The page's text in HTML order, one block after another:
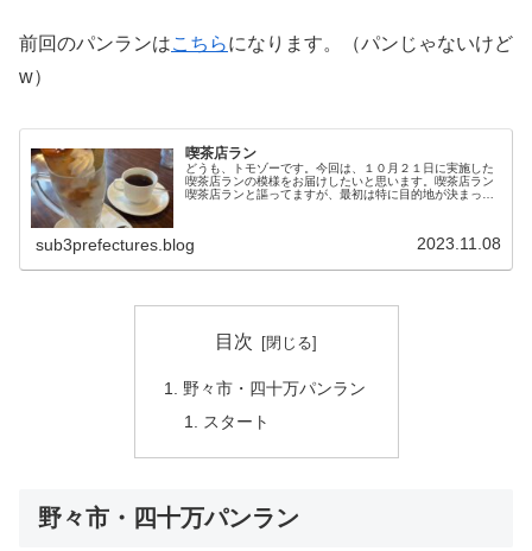
前回のパンランはこちらになります。（パンじゃないけど
w）
喫茶店ラン
どうも、トモゾーです。今回は、１０月２１日に実施した
喫茶店ランの模様をお届けしたいと思います。喫茶店ラン
喫茶店ランと謳ってますが、最初は特に目的地が決まって
sub3prefectures.blog 2023.11.08
目次
野々市・四十万パンラン
スタート
野々市・四十万パンラン